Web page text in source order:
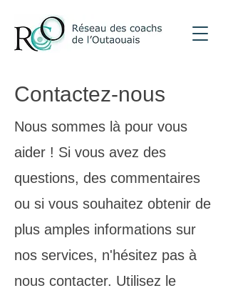
Contactez-nous
Nous sommes là pour vous
aider ! Si vous avez des
questions, des commentaires
ou si vous souhaitez obtenir de
plus amples informations sur
nos services, n'hésitez pas à
nous contacter. Utilisez le